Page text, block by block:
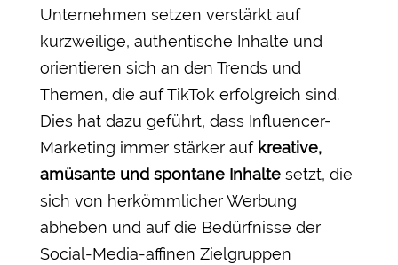
Unternehmen setzen verstärkt auf
kurzweilige, authentische Inhalte und
orientieren sich an den Trends und
Themen, die auf TikTok erfolgreich sind.
Dies hat dazu geführt, dass Influencer-
Marketing immer stärker auf kreative,
amüsante und spontane Inhaltesetzt, die
sich von herkömmlicher Werbung
abheben und auf die Bedürfnisse der
Social-Media-affinen Zielgruppen